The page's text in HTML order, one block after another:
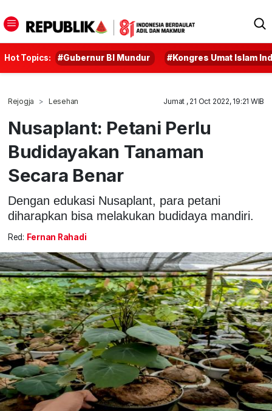
Hot Topics: #Gubernur BI Mundur #Kongres Umat Islam
Rejogja Lesehan Jumat , 21 Oct 2022, 19:21 WIB
Nusaplant: Petani Perlu
Budidayakan Tanaman
Secara Benar
Dengan edukasi Nusaplant, para petani
diharapkan bisa melakukan budidaya mandiri.
Red: Fernan Rahadi